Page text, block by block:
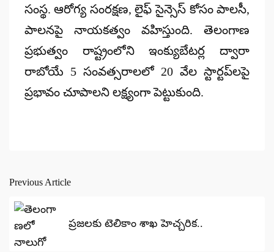
సంస్థ. ఆరోగ్య సంరక్షణ, లైఫ్ సైన్సెస్ కోసం పాలసీ,
పాలనపై నాయకత్వం వహిస్తుంది. తెలంగాణ
ప్రభుత్వం రాష్ట్రంలోని ఇంక్యుబేటర్ల ద్వారా
రాబోయే 5 సంవత్సరాలలో 20 వేల స్టార్టప్‌లపై
ప్రభావం చూపాలని లక్ష్యంగా పెట్టుకుంది.
Post
navigation
Previous Article
ప్రజలకు టెలికాం శాఖ హెచ్చరిక..